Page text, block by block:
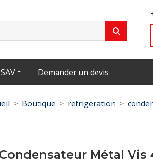
SAV Demander un devis
Boutique refrigeration
Condensateur Métal Vis